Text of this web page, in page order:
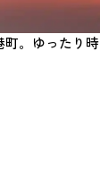
天